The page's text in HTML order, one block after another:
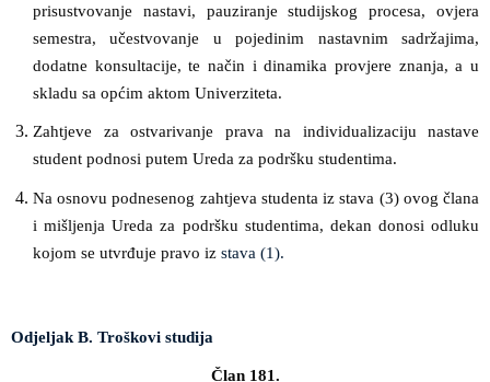
prisustvovanje nastavi, pauziranje studijskog procesa, ovjera
semestra, učestvovanje u pojedinim nastavnim sadržajima,
dodatne konsultacije, te način i dinamika provjere znanja, a u
skladu sa općim aktom Univerziteta.
Zahtjeve za ostvarivanje prava na individualizaciju nastave
student podnosi putem Ureda za podršku studentima.
Na osnovu podnesenog zahtjeva studenta iz stava (3) ovog člana
i mišljenja Ureda za podršku studentima, dekan donosi odluku
kojom se utvrđuje pravo iz stava (1).
Odjeljak B. Troškovi studija
Član 181.